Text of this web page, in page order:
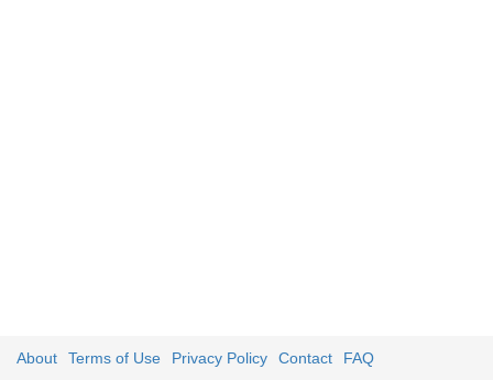
About Terms of Use Privacy Policy Contact FAQ